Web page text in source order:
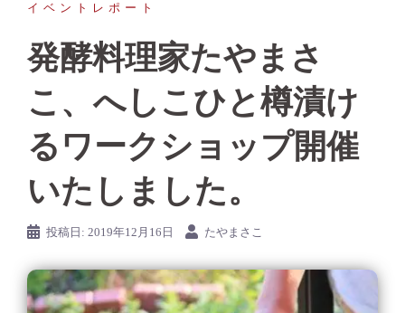
イベントレポート
発酵料理家たやまさ
こ、へしこひと樽漬け
るワークショップ開催
いたしました。
投稿日: 2019年12月16日 たやまさこ